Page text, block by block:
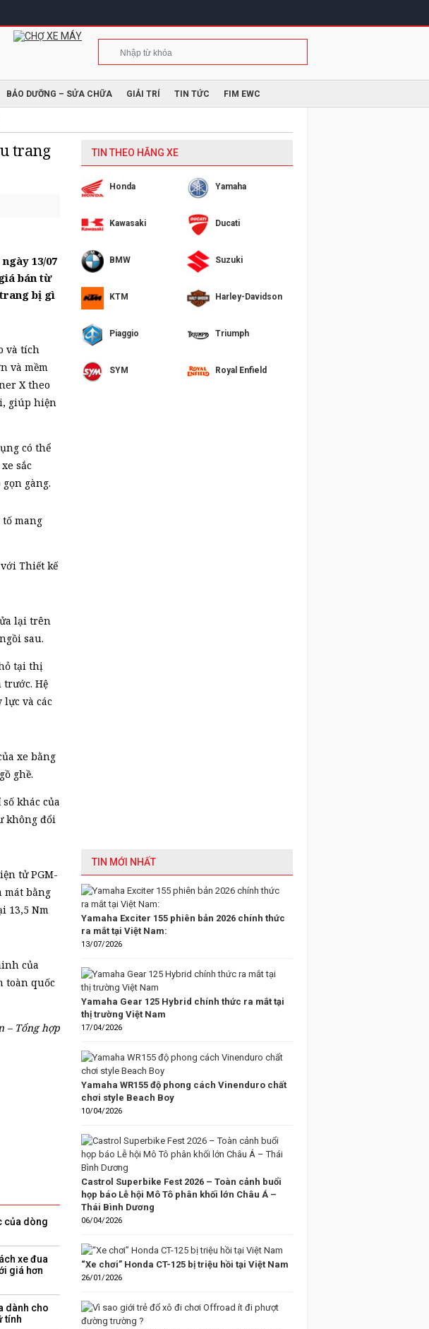
BẢO DƯỠNG – SỬA CHỮA GIẢI TRÍ TIN TỨC FIM EWC
trang
13/07
bán từ
bị gì
và tích
và mềm
X theo
giúp hiện
có thể
sắc
gàng.
tố mang
Thiết kế
lại trên
sau.
tại thị
trước. Hệ
và các
xe bằng
ghề.
khác của
không đổi
tử PGM-
mát bằng
13,5 Nm
của
toàn quốc
– Tổng hợp
của dòng
xe đua
giá hơn
dành cho
tính
TIN THEO HÃNG XE
Honda Yamaha
Kawasaki Ducati
BMW Suzuki
KTM Harley-Davidson
Piaggio Triumph
SYM Royal Enfield
TIN MỚI NHẤT
Yamaha Exciter 155 phiên bản 2026 chính thức
ra mắt tại Việt Nam:
13/07/2026
Yamaha Gear 125 Hybrid chính thức ra mắt tại
thị trường Việt Nam
17/04/2026
Yamaha WR155 độ phong cách Vinenduro chất
chơi style Beach Boy
10/04/2026
Castrol Superbike Fest 2026 – Toàn cảnh buổi
họp báo Lễ hội Mô Tô phân khối lớn Châu Á –
Thái Bình Dương
06/04/2026
“Xe chơi” Honda CT-125 bị triệu hồi tại Việt Nam
26/01/2026